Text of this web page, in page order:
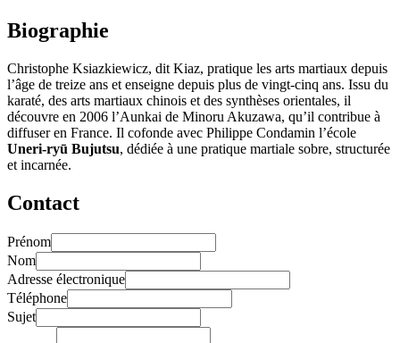
Biographie
Christophe Ksiazkiewicz, dit Kiaz, pratique les arts martiaux depuis
l’âge de treize ans et enseigne depuis plus de vingt-cinq ans. Issu du
karaté, des arts martiaux chinois et des synthèses orientales, il
découvre en 2006 l’Aunkai de Minoru Akuzawa, qu’il contribue à
diffuser en France. Il cofonde avec Philippe Condamin l’école
Uneri-ryū Bujutsu, dédiée à une pratique martiale sobre, structurée
et incarnée.
Contact
Prénom
Nom
Adresse électronique
Téléphone
Sujet